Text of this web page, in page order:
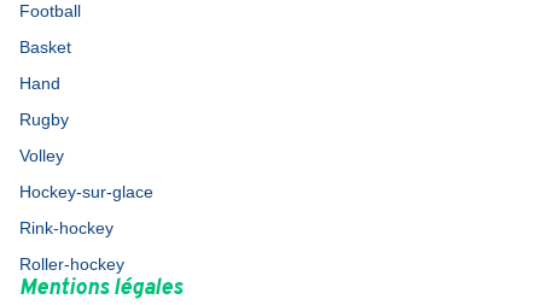
Football
Basket
Hand
Rugby
Volley
Hockey-sur-glace
Rink-hockey
Roller-hockey
Mentions légales